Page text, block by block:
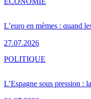
L’euro en mèmes : quand
27.07.2026
L’Espagne sous pression :
POLITIQUE